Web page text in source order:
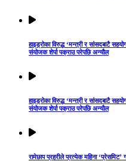
हाइड्रोका विरुद्ध ‘मन्त्री र सांसदबाटै
संयोजक शेर्पा पक्राउ परेपछि अन्यौल
हाइड्रोका विरुद्ध ‘मन्त्री र सांसदबाटै
संयोजक शेर्पा पक्राउ परेपछि अन्यौल
रामेछाप प्रहरीले प्रत्येक महिना